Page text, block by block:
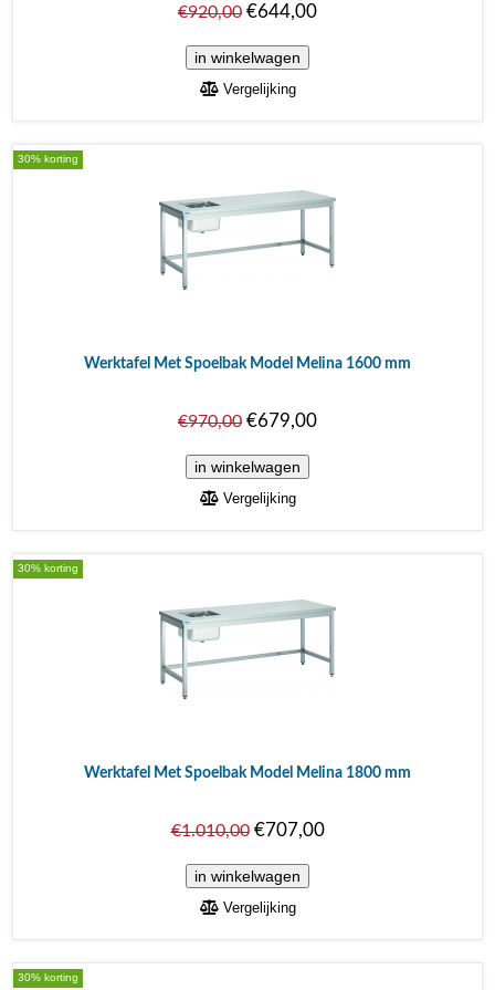
€920,00 €644,00
Vergelijking
30% korting
Werktafel Met Spoelbak Model Melina 1600 mm
€970,00 €679,00
Vergelijking
30% korting
Werktafel Met Spoelbak Model Melina 1800 mm
€1.010,00€707,00
Vergelijking
30% korting